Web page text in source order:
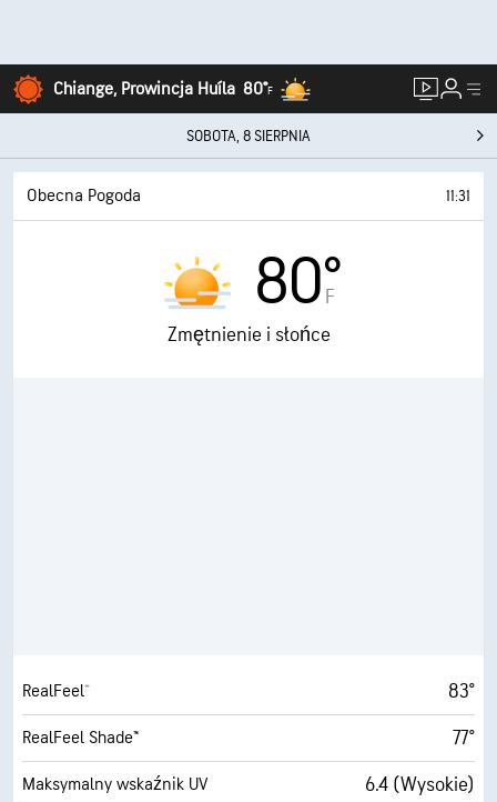
Chiange, Prowincja Huíla 80°F
SOBOTA, 8 SIERPNIA
Obecna Pogoda 11:31
80°
F
Zmętnienie i słońce
RealFeel® 83°
RealFeel Shade™ 77°
Maksymalny wskaźnik UV 6.4 (Wysokie)